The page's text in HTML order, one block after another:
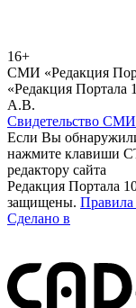
16+
СМИ «Редакция
«Редакция
А.В.
Свидетельство СМИ
Если Вы
нажмите клавиши
редактору сайта
Редакция Портала
защищены. Правила
Сделано в